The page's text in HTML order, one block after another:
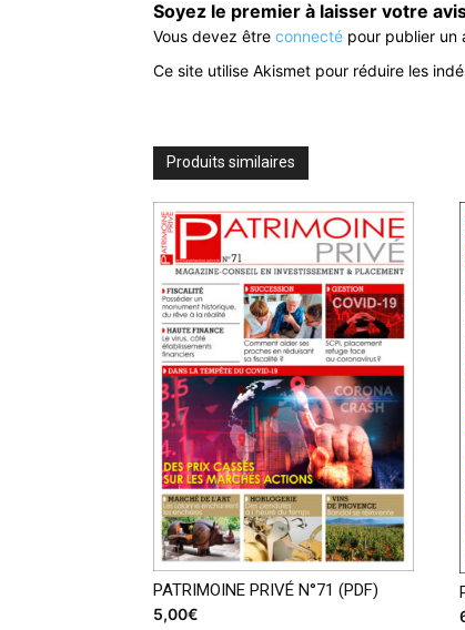
Soyez le premier à laisser votre avis
Vous devez être connecté pour publier un
Ce site utilise Akismet pour réduire les
Produits similaires
PATRIMOINE PRIVÉ N°71 (PDF)
5,00€